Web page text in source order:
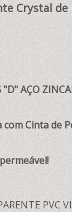
Crystal de
"D" AÇO
com Cinta de
PVC